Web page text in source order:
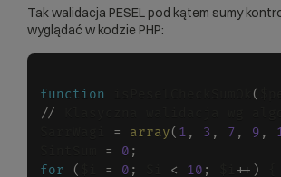
Tak walidacja PESEL pod kątem sumy
wyglądać w kodzie PHP:
function (
//
= array( 1 , 3 , 7 , 9 ,
= 0 ;
for
( = 0 ; < 10 ; ++ )